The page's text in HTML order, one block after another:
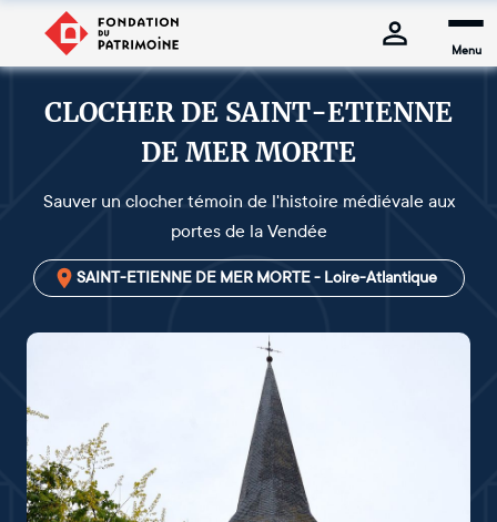
Menu
CLOCHER DE SAINT-ETIENNE
DE MER MORTE
Sauver un clocher témoin de l'histoire médiévale aux
portes de la Vendée
SAINT-ETIENNE DE MER MORTE - Loire-Atlantique